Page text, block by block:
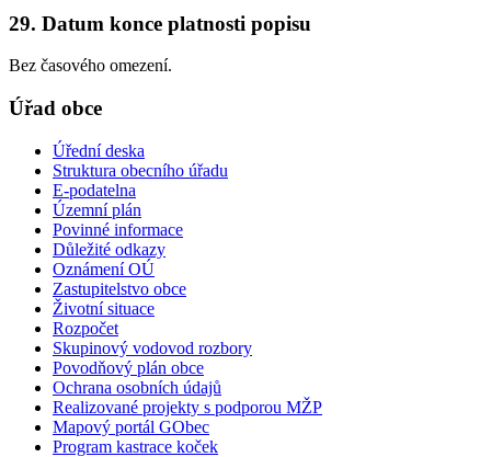
29. Datum konce platnosti popisu
Bez časového omezení.
Úřad obce
Úřední deska
Struktura obecního úřadu
E-podatelna
Územní plán
Povinné informace
Důležité odkazy
Oznámení OÚ
Zastupitelstvo obce
Životní situace
Rozpočet
Skupinový vodovod rozbory
Povodňový plán obce
Ochrana osobních údajů
Realizované projekty s podporou MŽP
Mapový portál GObec
Program kastrace koček